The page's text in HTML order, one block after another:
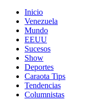
Inicio
Venezuela
Mundo
EEUU
Sucesos
Show
Deportes
Caraota Tips
Tendencias
Columnistas